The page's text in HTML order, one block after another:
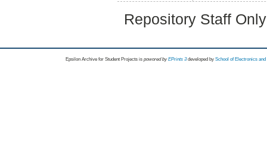
Repository Staff
Epsilon Archive for Student Projects is powored byEPrints 3 developed by School of Electronics